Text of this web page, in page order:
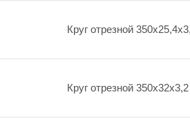
Круг отрезной
Круг отрезной